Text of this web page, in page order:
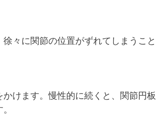
々に関節の位置がずれてしまうこと
けます。慢性的に続くと、関節円板